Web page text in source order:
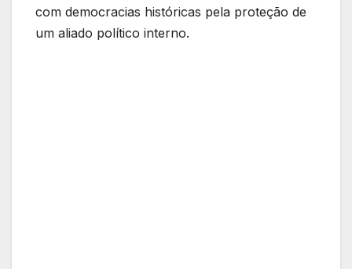
com democracias históricas pela proteção de
um aliado político interno.